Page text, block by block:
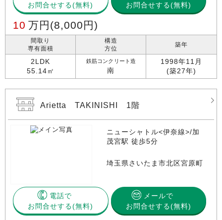
お問合せする
お問合せする(無料)
10 万円 (8,000円)
間取り
専有面積
2LDK
55.14㎡
構造
方位
鉄筋コンクリート造
南
築年
1998年11月
(築27年)
Arietta TAKINISHI 1階
ニューシャトル<伊奈線>/加
茂宮駅 徒歩5分
埼玉県さいたま市北区宮原町
電話で
お問合せする
メールで
お問合せする(無料)